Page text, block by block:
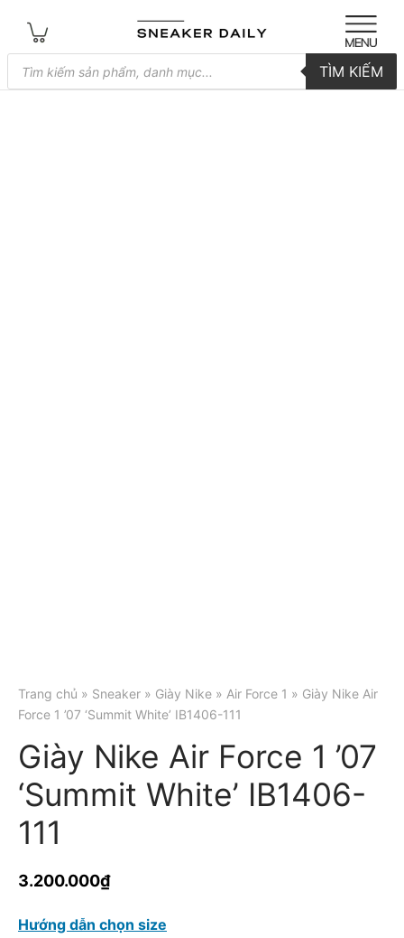
Tìm
kiếm
sản
TÌM KIẾM
Trang chủ » Sneaker » Giày Nike » Air Force 1 » Giày Nike Air
Force 1 ’07 ‘Summit White’ IB1406-111
Giày Nike Air Force 1 ’07
‘Summit White’ IB1406-
111
3.200.000₫
Hướng dẫn chọn size